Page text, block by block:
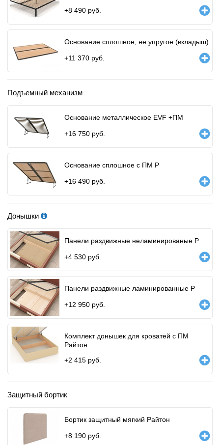
+8 490 руб.
Основание сплошное, не упругое (вкладыш)
+11 370 руб.
Подъемный механизм
Основание металлическое EVF +ПМ
+16 750 руб.
Основание сплошное с ПМ Р
+16 490 руб.
Донышки
Панели раздвижные неламинированые Р
+4 530 руб.
Панели раздвижные ламинированные Р
+12 950 руб.
Комплект донышек для кроватей с ПМ
Райтон
+2 415 руб.
Защитный бортик
Бортик защитный мягкий Райтон
+8 190 руб.